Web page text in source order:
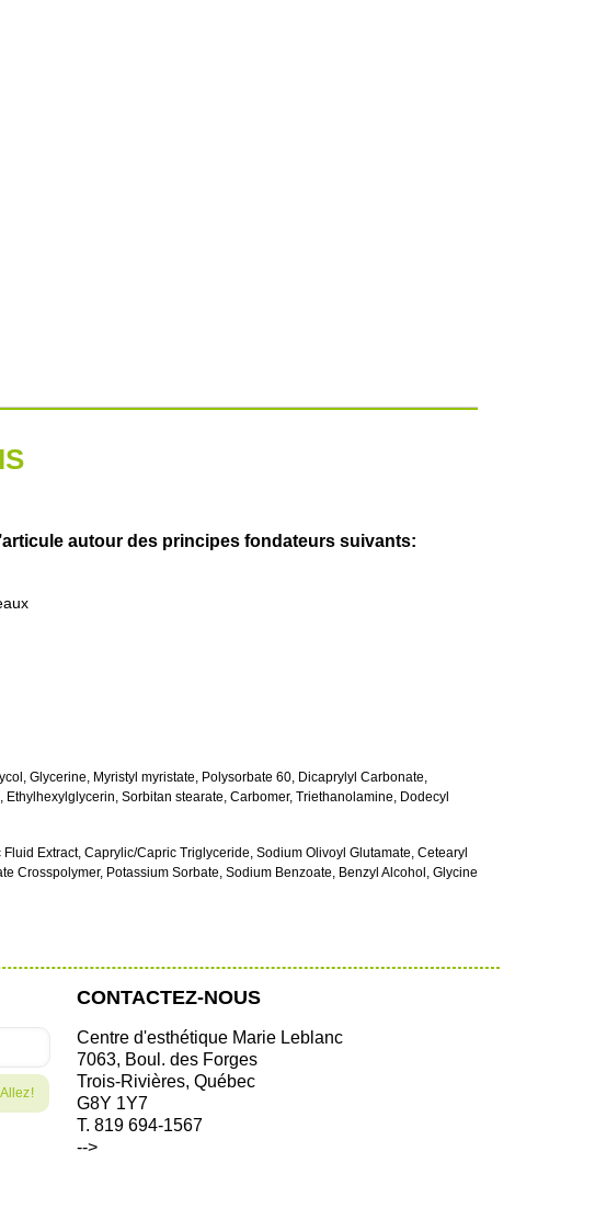
autour des principes fondateurs suivants:
Glycerine, Myristyl myristate, Polysorbate 60, Dicaprylyl Carbonate,
Sorbitan stearate, Carbomer, Triethanolamine, Dodecyl
Extract, Caprylic/Capric Triglyceride, Sodium Olivoyl Glutamate, Cetearyl
Crosspolymer, Potassium Sorbate, Sodium Benzoate, Benzyl Alcohol, Glycine
CONTACTEZ-NOUS
Centre d'esthétique Marie Leblanc
7063, Boul. des Forges
Trois-Rivières, Québec
G8Y 1Y7
T. 819 694-1567
-->